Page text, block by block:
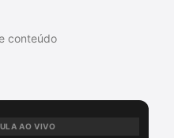
conteúdo
AO VIVO